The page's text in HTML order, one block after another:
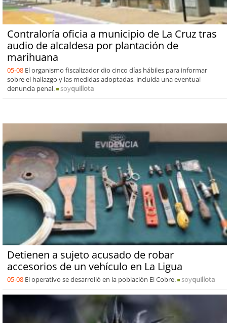
Contraloría oficia a municipio de La Cruz tras
audio de alcaldesa por plantación de
marihuana
05-08 El organismo fiscalizador dio cinco días hábiles para informar
sobre el hallazgo y las medidas adoptadas, incluida una eventual
denuncia penal.
soyquillota
Detienen a sujeto acusado de robar
accesorios de un vehículo en La Ligua
05-08 El operativo se desarrolló en la población El Cobre. soyquillota